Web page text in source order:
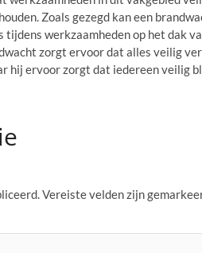
Zoals gezegd kan een
tijdens werkzaamheden op het dak
zorgt ervoor dat alles veilig
hij ervoor zorgt dat iedereen veilig
Vereiste velden zijn